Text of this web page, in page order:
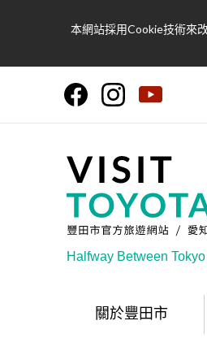
本網站採用Cookie技術來
Halfway Between
關於豐田市